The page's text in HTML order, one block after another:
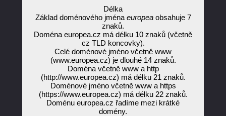
Délka
Základ doménového jména europeaobsahuje 7
znaků.
Doména europea.cz má délku 10 znaků (včetně
cz TLD koncovky).
Celé doménové jméno včetně www
(www.europea.cz) je dlouhé 14 znaků.
Doména včetně www a http
(http://www.europea.cz) má délku 21 znaků.
Doménové jméno včetně www a https
(https://www.europea.cz) má délku 22 znaků.
Doménu europea.cz řadíme mezi krátké
domény.